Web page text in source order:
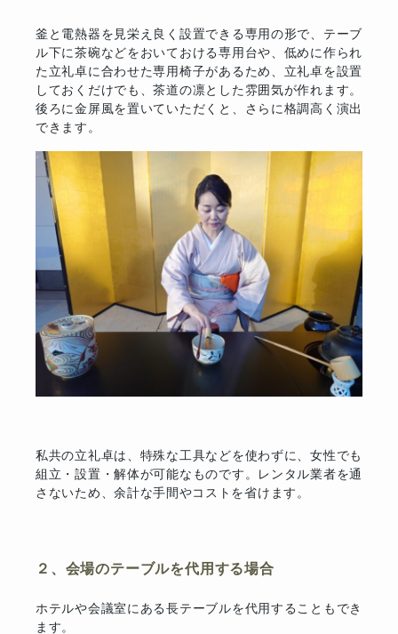
釜と電熱器を見栄え良く設置できる専用の形で、テーブ
ル下に茶碗などをおいておける専用台や、低めに作られ
た立礼卓に合わせた専用椅子があるため、立礼卓を設置
しておくだけでも、茶道の凛とした雰囲気が作れます。
後ろに金屏風を置いていただくと、さらに格調高く演出
できます。
私共の立礼卓は、特殊な工具などを使わずに、女性でも
組立・設置・解体が可能なものです。レンタル業者を通
さないため、余計な手間やコストを省けます。
２、会場のテーブルを代用する場合
ホテルや会議室にある長テーブルを代用することもでき
ます。